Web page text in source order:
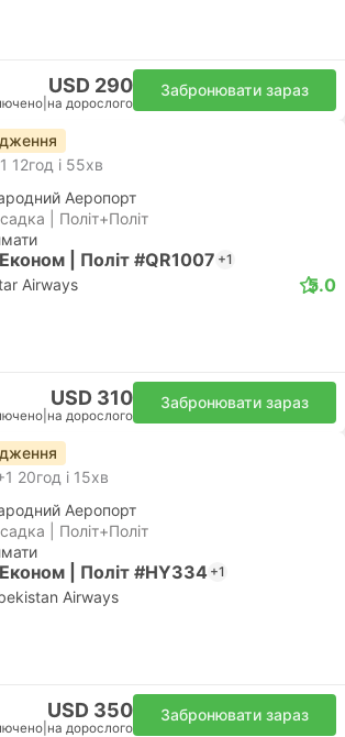
USD 290
на дорослого
Забронювати зараз
12год і 55хв
Аеропорт
| Політ+Політ
Економ | Політ #QR1007 +1
Airways 5.0
USD 310
на дорослого
Забронювати зараз
20год і 15хв
Аеропорт
| Політ+Політ
Економ | Політ #HY334 +1
Airways
USD 350
на дорослого
Забронювати зараз